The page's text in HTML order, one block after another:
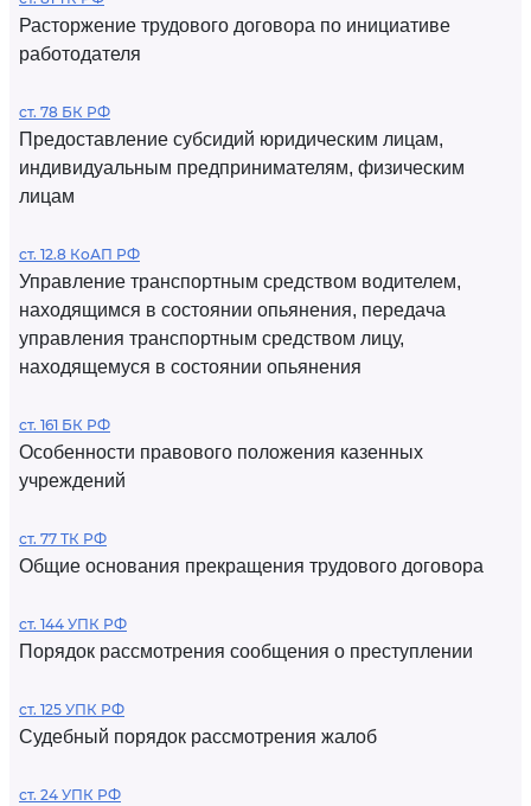
Расторжение трудового договора по инициативе
работодателя
ст. 78 БК РФ
Предоставление субсидий юридическим лицам,
индивидуальным предпринимателям, физическим
лицам
ст. 12.8 КоАП РФ
Управление транспортным средством водителем,
находящимся в состоянии опьянения, передача
управления транспортным средством лицу,
находящемуся в состоянии опьянения
ст. 161 БК РФ
Особенности правового положения казенных
учреждений
ст. 77 ТК РФ
Общие основания прекращения трудового договора
ст. 144 УПК РФ
Порядок рассмотрения сообщения о преступлении
ст. 125 УПК РФ
Судебный порядок рассмотрения жалоб
ст. 24 УПК РФ